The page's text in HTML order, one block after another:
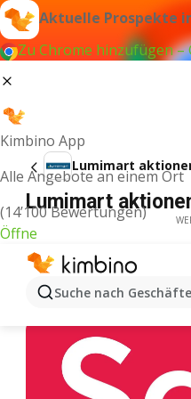
Aktuelle Prospekte
Zu Chrome hinzufügen –
Kimbino App
Alle Angebote an einem Ort
(14’100 Bewertungen)
Öffne
Suche nach
Lumimart
Lumimart